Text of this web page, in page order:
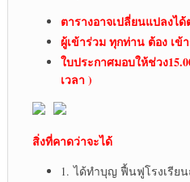
ตารางอาจเปลี่ยนแปลงไ
ผู้เข้าร่วม ทุกท่าน ต้อง เข้
ใบประกาศมอบให้ช่วง
เวลา )
สิ่งที่คาดว่าจะได้
1. ได้ทำบุญ ฟื้นฟูโรงเรีย